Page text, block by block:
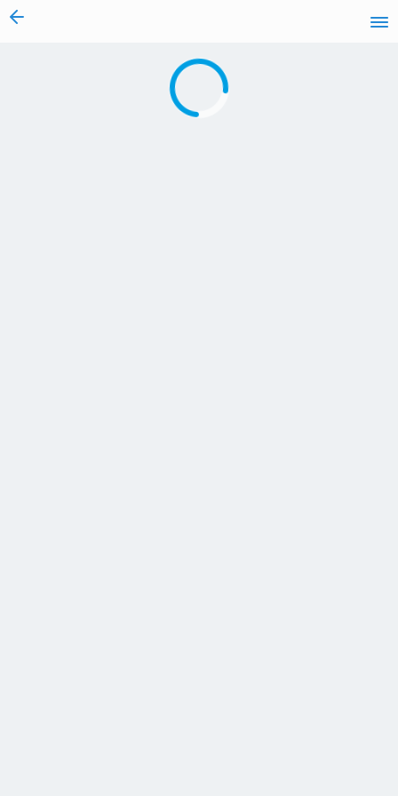
vai al contenuto
Caricamento in corso...